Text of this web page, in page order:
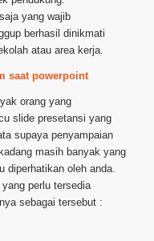
yang wajib
berhasil dinikmati
atau area kerja.
saat powerpoint
orang yang
slide presetansi yang
supaya penyampaian
masih banyak yang
diperhatikan oleh anda.
perlu tersedia
sebagai tersebut :